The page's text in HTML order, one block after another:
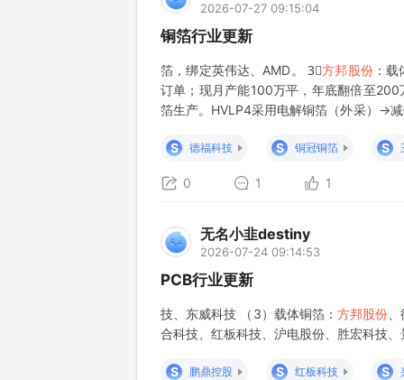
2026-07-27 09:15:04
铜箔行业更新
箔，绑定英伟达、AMD。 3⃣方邦股份 ：
订单；现月产能100万平，年底翻倍至
箔生产。HVLP4采用电解铜箔（外采）→
S
德福科技 S 铜冠铜箔 S
0 1 1
无名小韭destiny
2026-07-24 09:14:53
PCB行业更新
技、东威科技 （3）载体铜箔： 方邦股份
合科技、红板科技、沪电股份、胜宏科技、
S 鹏鼎控股 S 红板科技 S